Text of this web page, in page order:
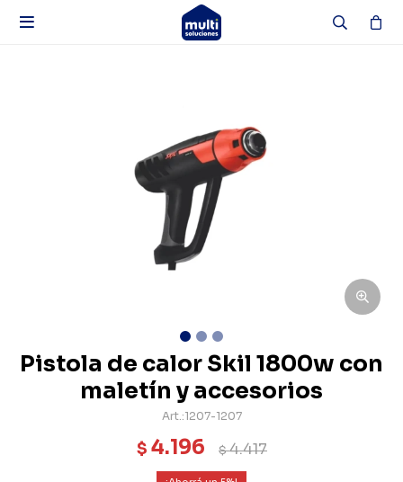

Pistola de calor Skil 1800w con
maletín y accesorios
1207-1207
$ 4.196 $4.417